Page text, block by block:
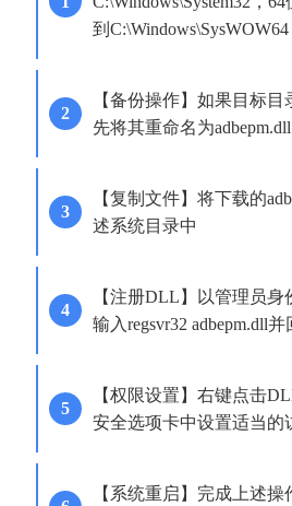
到C:\Windows\SysWOW64
【备份操作】如果目标目
先将其重命名为
【复制文件】将下载的
述系统目录中
【注册DLL】以管理员身
输入regsvr32 adbepm.dll
【权限设置】右键点击
安全选项卡中设置适当的
【系统重启】完成上述